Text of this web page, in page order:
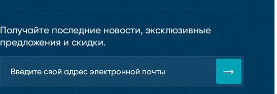
Получайте последние новости, эксклюзивные
предложения и скидки.